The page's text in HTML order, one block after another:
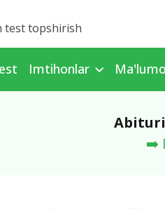
test topshirish
Imtihonlar
➡️